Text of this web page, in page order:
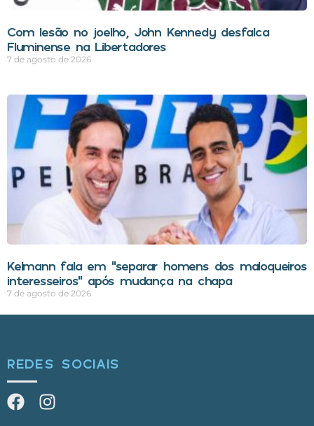
Com lesão no joelho, John Kennedy desfalca
Fluminense na Libertadores
7 de agosto de 2026
Kelmann fala em “separar homens dos maloqueiros
interesseiros” após mudança na chapa
7 de agosto de 2026
REDES SOCIAIS